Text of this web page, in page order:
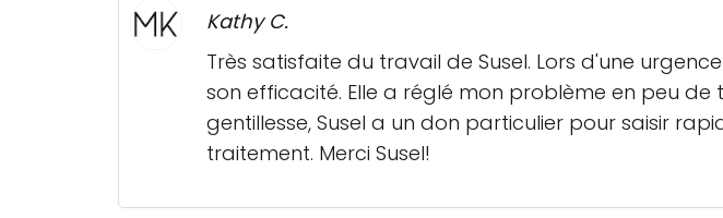
Kathy C.
Très satisfaite du travail de Susel. Lors d'une
son efficacité. Elle a réglé mon problème en peu
gentillesse, Susel a un don particulier pour saisir
traitement. Merci Susel!